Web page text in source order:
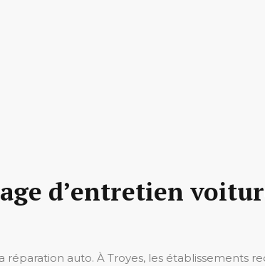
d’entretien
auto. À Troyes, les établissements